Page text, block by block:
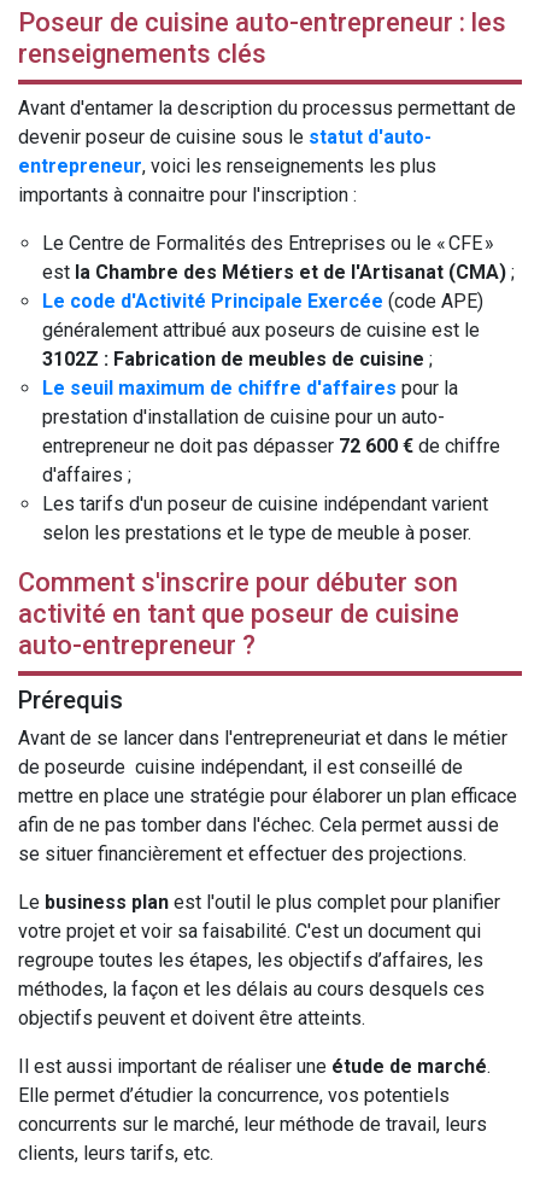
Poseur de cuisine auto-entrepreneur : les
renseignements clés
Avant d'entamer la description du processus permettant de
devenir poseur de cuisine sous le statut d'auto-
entrepreneur, voici les renseignements les plus
importants à connaitre pour l'inscription :
Le Centre de Formalités des Entreprises ou le « CFE »
est la Chambre des Métiers et de l'Artisanat (CMA) ;
Le code d'Activité Principale Exercée (code APE)
généralement attribué aux poseurs de cuisine est le
3102Z : Fabrication de meubles de cuisine ;
Le seuil maximum de chiffre d'affaires pour la
prestation d'installation de cuisine pour un auto-
entrepreneur ne doit pas dépasser 72 600 € de chiffre
d'affaires ;
Les tarifs d'un poseur de cuisine indépendant varient
selon les prestations et le type de meuble à poser.
Comment s'inscrire pour débuter son
activité en tant que poseur de cuisine
auto-entrepreneur ?
Prérequis
Avant de se lancer dans l'entrepreneuriat et dans le métier
de poseurde cuisine indépendant, il est conseillé de
mettre en place une stratégie pour élaborer un plan efficace
afin de ne pas tomber dans l'échec. Cela permet aussi de
se situer financièrement et effectuer des projections.
Le business plan est l'outil le plus complet pour planifier
votre projet et voir sa faisabilité. C'est un document qui
regroupe toutes les étapes, les objectifs d’affaires, les
méthodes, la façon et les délais au cours desquels ces
objectifs peuvent et doivent être atteints.
Il est aussi important de réaliser une étude de marché.
Elle permet d’étudier la concurrence, vos potentiels
concurrents sur le marché, leur méthode de travail, leurs
clients, leurs tarifs, etc.